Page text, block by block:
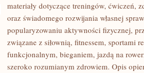
TRENING
SIŁOWY
materiały dotyczące treningów, ćwiczeń,
oraz świadomego rozwijania własnej
popularyzowaniu aktywności fizycznej,
związane z siłownią, fitnessem, sportami
funkcjonalnym, bieganiem, jazdą na
szeroko rozumianym zdrowiem. Opis